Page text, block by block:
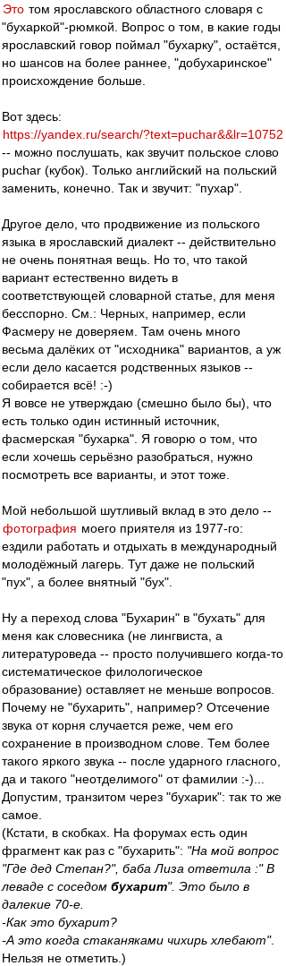
Это том ярославского областного словаря с
"бухаркой"-рюмкой. Вопрос о том, в какие годы
ярославский говор поймал "бухарку", остаётся,
но шансов на более раннее, "добухаринское"
происхождение больше.
Вот здесь:
https://yandex.ru/search/?text=puchar&&lr=10752
-- можно послушать, как звучит польское слово
puchar (кубок). Только английский на польский
заменить, конечно. Так и звучит: "пухар".
Другое дело, что продвижение из польского
языка в ярославский диалект -- действительно
не очень понятная вещь. Но то, что такой
вариант естественно видеть в
соответствующей словарной статье, для меня
бесспорно. См.: Черных, например, если
Фасмеру не доверяем. Там очень много
весьма далёких от "исходника" вариантов, а уж
если дело касается родственных языков --
собирается всё! :-)
Я вовсе не утверждаю (смешно было бы), что
есть только один истинный источник,
фасмерская "бухарка". Я говорю о том, что
если хочешь серьёзно разобраться, нужно
посмотреть все варианты, и этот тоже.
Мой небольшой шутливый вклад в это дело --
фотография моего приятеля из 1977-го:
ездили работать и отдыхать в международный
молодёжный лагерь. Тут даже не польский
"пух", а более внятный "бух".
Ну а переход слова "Бухарин" в "бухать" для
меня как словесника (не лингвиста, а
литературоведа -- просто получившего когда-то
систематическое филологическое
образование) оставляет не меньше вопросов.
Почему не "бухарить", например? Отсечение
звука от корня случается реже, чем его
сохранение в производном слове. Тем более
такого яркого звука -- после ударного гласного,
да и такого "неотделимого" от фамилии :-)...
Допустим, транзитом через "бухарик": так то же
самое.
(Кстати, в скобках. На форумах есть один
фрагмент как раз с "бухарить": "На мой вопрос
"Где дед Степан?", баба Лиза ответила :" В
леваде с соседом бухарит". Это было в
далекие 70-е.
-Как это бухарит?
-А это когда стаканяками чихирь хлебают".
Нельзя не отметить.)